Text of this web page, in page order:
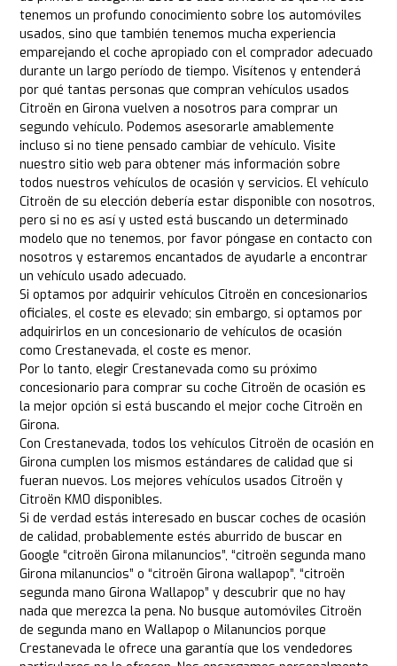
tenemos un profundo conocimiento sobre los automóviles
usados, sino que también tenemos mucha experiencia
emparejando el coche apropiado con el comprador adecuado
durante un largo período de tiempo. Visítenos y entenderá
por qué tantas personas que compran vehículos usados
Citroën en Girona vuelven a nosotros para comprar un
segundo vehículo. Podemos asesorarle amablemente
incluso si no tiene pensado cambiar de vehículo. Visite
nuestro sitio web para obtener más información sobre
todos nuestros vehículos de ocasión y servicios. El vehículo
Citroën de su elección debería estar disponible con nosotros,
pero si no es así y usted está buscando un determinado
modelo que no tenemos, por favor póngase en contacto con
nosotros y estaremos encantados de ayudarle a encontrar
un vehículo usado adecuado.
Si optamos por adquirir vehículos Citroën en concesionarios
oficiales, el coste es elevado; sin embargo, si optamos por
adquirirlos en un concesionario de vehículos de ocasión
como Crestanevada, el coste es menor.
Por lo tanto, elegir Crestanevada como su próximo
concesionario para comprar su coche Citroën de ocasión es
la mejor opción si está buscando el mejor coche Citroën en
Girona.
Con Crestanevada, todos los vehículos Citroën de ocasión en
Girona cumplen los mismos estándares de calidad que si
fueran nuevos. Los mejores vehículos usados Citroën y
Citroën KM0 disponibles.
Si de verdad estás interesado en buscar coches de ocasión
de calidad, probablemente estés aburrido de buscar en
Google “citroën Girona milanuncios”, “citroën segunda mano
Girona milanuncios” o “citroën Girona wallapop”, “citroën
segunda mano Girona Wallapop” y descubrir que no hay
nada que merezca la pena. No busque automóviles Citroën
de segunda mano en Wallapop o Milanuncios porque
Crestanevada le ofrece una garantía que los vendedores